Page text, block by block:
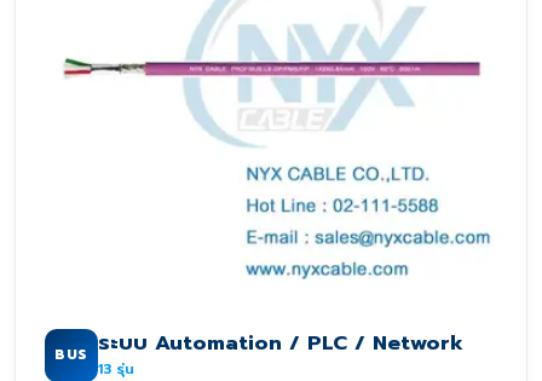
BUS ระบบ Automation / PLC / Network
13 รุ่น